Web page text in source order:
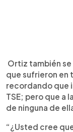
Ortiz también
que sufrieron en
recordando que
TSE; pero que a
de ninguna de
“¿Usted cree